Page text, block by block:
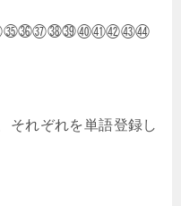
㊱㊲㊳㊴㊵㊶㊷㊸㊹
それぞれを単語登録し